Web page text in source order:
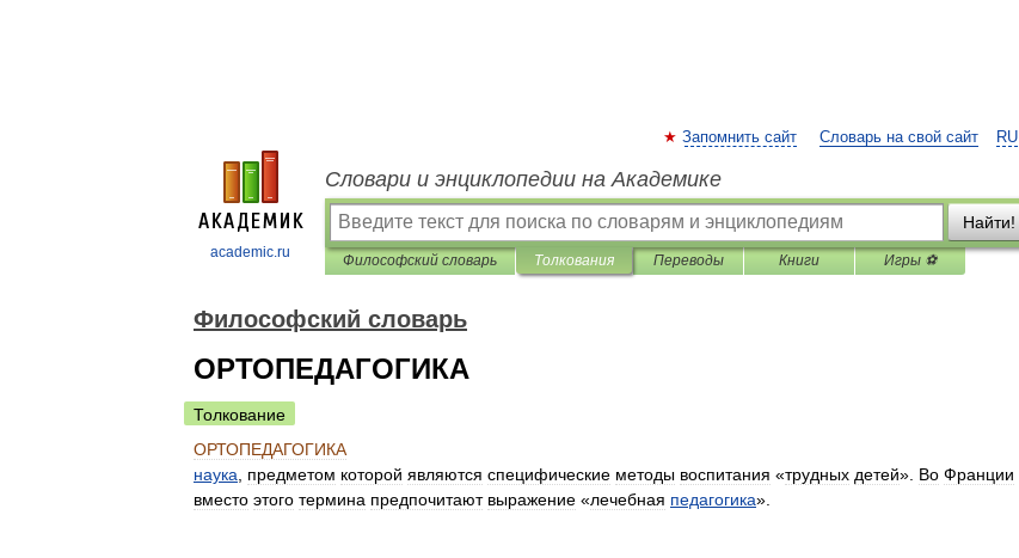
academic.ru
RU
Запомнить сайт Словарь на свой сайт
Словари и энциклопедии на Академике
Найти!
Философский словарь Толкования Переводы Книги Игры ⚽
Философский словарь
ОРТОПЕДАГОГИКА
Толкование
ОРТОПЕДАГОГИКА
наука
предметом которой являются специфические методы воспитания «трудных детей». Во Франции
вместо этого термина предпочитают выражение «лечебная педагогика».